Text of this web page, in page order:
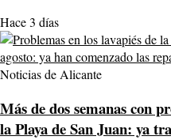
Hace 3 días
Noticias de Alicante
Más de dos semanas con
la Playa de San Juan: ya